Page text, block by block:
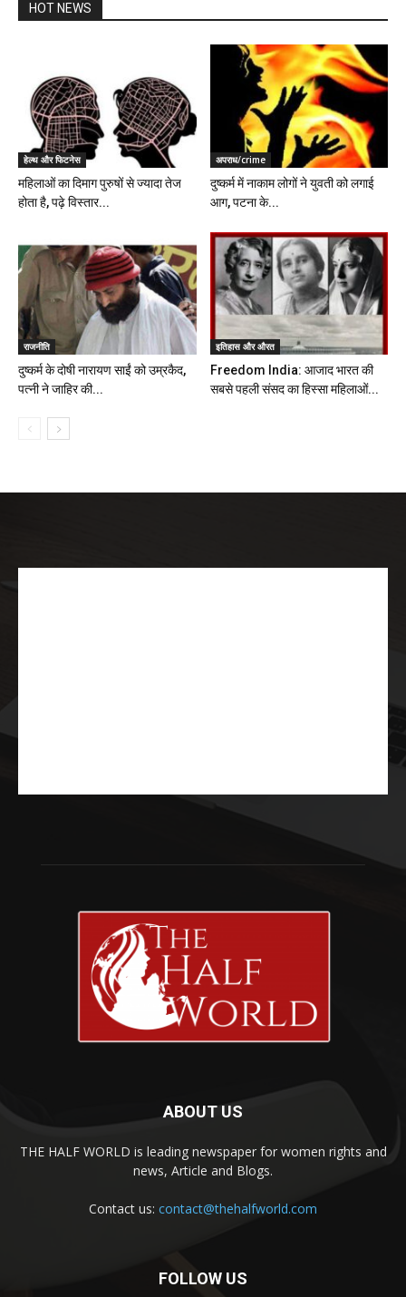
HOT NEWS
हेल्थ और फिटनेस
महिलाओं का दिमाग पुरुषों से ज्यादा तेज
होता है, पढ़े विस्तार...
अपराध/crime
दुष्कर्म में नाकाम लोगों ने युवती को लगाई
आग, पटना के...
राजनीति
दुष्कर्म के दोषी नारायण साईं को उम्रकैद,
पत्नी ने जाहिर की...
इतिहास और औरत
Freedom India: आजाद भारत की
सबसे पहली संसद का हिस्सा महिलाओं...
ABOUT US
THE HALF WORLD is leading newspaper for women rights and
news, Article and Blogs.
Contact us: contact@thehalfworld.com
FOLLOW US